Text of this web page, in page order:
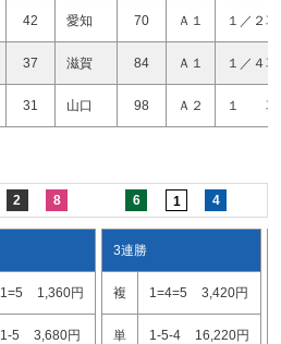
42 愛知 70 Ａ１ １／２
37 滋賀 84 Ａ１ １／４
31 山口 98 Ａ２ １ 車
2 8 6 1 4
1=5 1,360円
1-5 3,680円
3連勝
複 1=4=5 3,420円
単 1-5-4 16,220円